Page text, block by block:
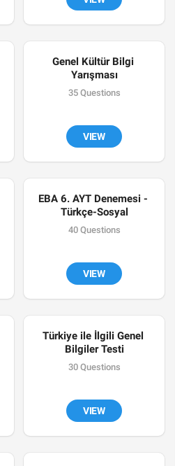
Genel Kültür Bilgi
Yarışması
35 Questions
VIEW
EBA 6. AYT Denemesi -
Türkçe-Sosyal
40 Questions
VIEW
Türkiye ile İlgili Genel
Bilgiler Testi
30 Questions
VIEW